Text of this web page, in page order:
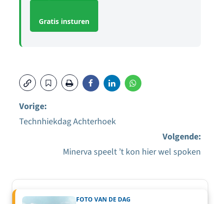
Gratis insturen
navigatie
Vorige:
Technhiekdag Achterhoek
Volgende:
Minerva speelt ’t kon hier wel spoken
FOTO VAN DE DAG